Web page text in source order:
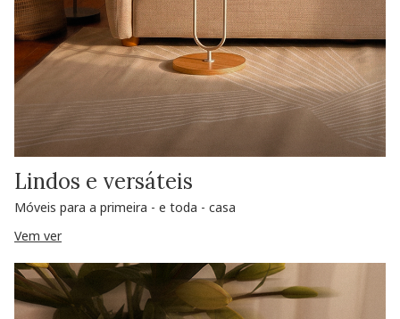
Lindos e versáteis
Móveis para a primeira - e toda - casa
Vem ver